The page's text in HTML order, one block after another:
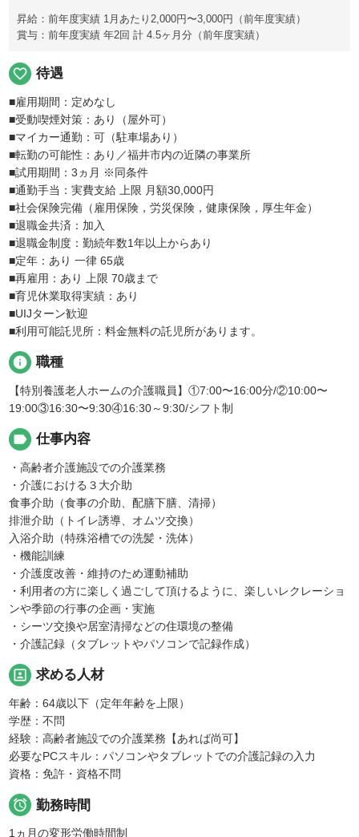
昇給：前年度実績 1月あたり2,000円〜3,000円（前年度実績）
賞与：前年度実績 年2回 計 4.5ヶ月分（前年度実績）
favorite_border 待遇
■雇用期間：定めなし
■受動喫煙対策：あり（屋外可）
■マイカー通勤：可（駐車場あり）
■転勤の可能性：あり／福井市内の近隣の事業所
■試用期間：3ヵ月 ※同条件
■通勤手当：実費支給 上限 月額30,000円
■社会保険完備（雇用保険，労災保険，健康保険，厚生年金）
■退職金共済：加入
■退職金制度：勤続年数1年以上からあり
■定年：あり 一律 65歳
■再雇用：あり 上限 70歳まで
■育児休業取得実績：あり
■UIJターン歓迎
■利用可能託児所：料金無料の託児所があります。
info 職種
【特別養護老人ホームの介護職員】①7:00〜16:00分/②10:00〜
19:00③16:30〜9:30④16:30～9:30/シフト制
label 仕事内容
・高齢者介護施設での介護業務
・介護における３大介助
食事介助（食事の介助、配膳下膳、清掃）
排泄介助（トイレ誘導、オムツ交換）
入浴介助（特殊浴槽での洗髪・洗体）
・機能訓練
・介護度改善・維持のため運動補助
・利用者の方に楽しく過ごして頂けるように、楽しいレクレーショ
ンや季節の行事の企画・実施
・シーツ交換や居室清掃などの住環境の整備
・介護記録（タブレットやパソコンで記録作成）
portrait 求める人材
年齢：64歳以下（定年年齢を上限）
学歴：不問
経験：高齢者施設での介護業務【あれば尚可】
必要なPCスキル：パソコンやタブレットでの介護記録の入力
資格：免許・資格不問
 勤務時間
1ヵ月の変形労働時間制